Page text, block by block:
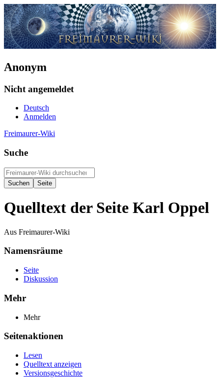
Anonym
Nicht angemeldet
Deutsch
Anmelden
Freimaurer-Wiki
Suche
Quelltext der Seite Karl Oppel
Aus Freimaurer-Wiki
Namensräume
Seite
Diskussion
Mehr
Mehr
Seitenaktionen
Lesen
Quelltext anzeigen
Versionsgeschichte